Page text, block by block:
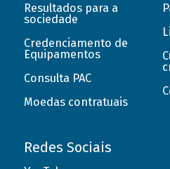
Resultados para a
sociedade
Credenciamento de
Equipamentos
Consulta PAC
Moedas contratuais
Redes Sociais